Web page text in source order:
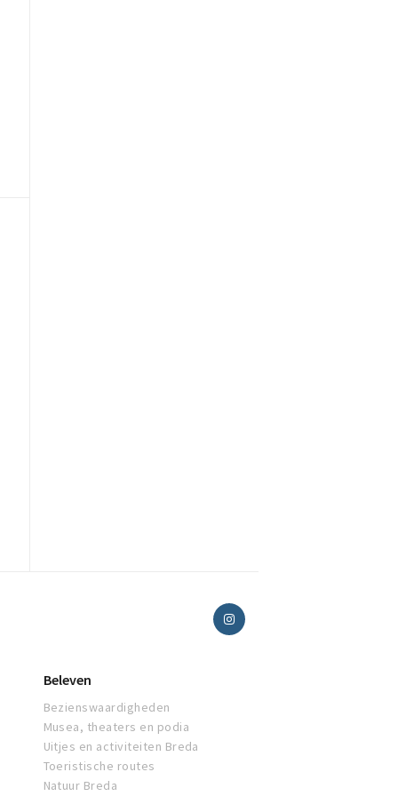
Beleven
Bezienswaardigheden
Musea, theaters en podia
Uitjes en activiteiten Breda
Toeristische routes
Natuur Breda